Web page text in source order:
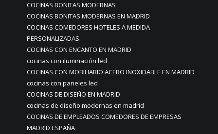
COCINAS BONITAS MODERNAS
COCINAS BONITAS MODERNAS EN MADRID
COCINAS COMEDORES HOTELES A MEDIDA
PERSONALIZADAS
COCINAS CON ENCANTO EN MADRID
cocinas con iluminación led
COCINAS CON MOBILIARIO ACERO INOXIDABLE EN MADRID
cocinas con paneles led
COCINAS DE DISEÑO EN MADRID
cocinas de diseño modernas en madrid
COCINAS DE EMPLEADOS COMEDORES DE EMPRESAS
MADRID ESPAÑA